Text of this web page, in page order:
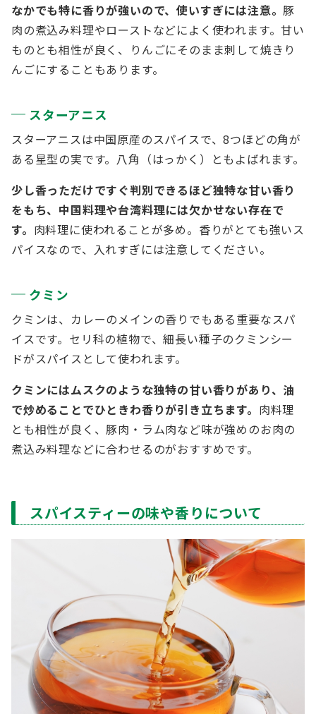
なかでも特に香りが強いので、使いすぎには注意。豚
肉の煮込み料理やローストなどによく使われます。甘い
ものとも相性が良く、りんごにそのまま刺して焼きり
んごにすることもあります。
スターアニス
スターアニスは中国原産のスパイスで、8つほどの角が
ある星型の実です。八角（はっかく）ともよばれます。
少し香っただけですぐ判別できるほど独特な甘い香り
をもち、中国料理や台湾料理には欠かせない存在で
す。 肉料理に使われることが多め。香りがとても強いス
パイスなので、入れすぎには注意してください。
クミン
クミンは、カレーのメインの香りでもある重要なスパ
イスです。セリ科の植物で、細長い種子のクミンシー
ドがスパイスとして使われます。
クミンにはムスクのような独特の甘い香りがあり、油
で炒めることでひときわ香りが引き立ちます。 肉料理
とも相性が良く、豚肉・ラム肉など味が強めのお肉の
煮込み料理などに合わせるのがおすすめです。
スパイスティーの味や香りについて